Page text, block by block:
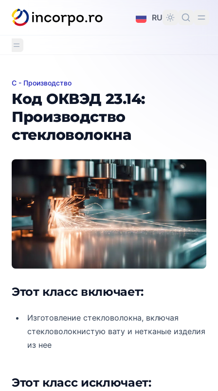
контенту
RU
Код ОКВЭД 23.14: Производство стекловолокна
C - Производство
Код ОКВЭД 23.14:
Производство
стекловолокна
Этот класс включает:
Изготовление стекловолокна, включая
стекловолокнистую вату и нетканые изделия
из нее
Этот класс исключает: